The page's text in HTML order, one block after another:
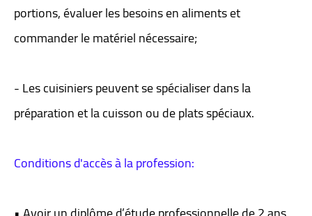
portions, évaluer les besoins en aliments et
commander le matériel nécessaire;
- Les cuisiniers peuvent se spécialiser dans la
préparation et la cuisson ou de plats spéciaux.
Conditions d'accès à la profession: